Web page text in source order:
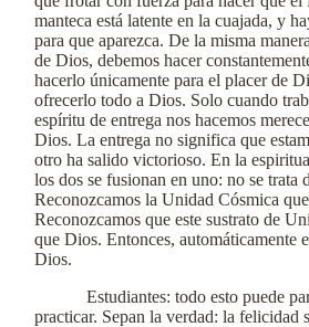
manteca está latente en la cuajada, y
para que aparezca. De la misma
de Dios, debemos hacer
hacerlo únicamente para el placer de
ofrecerlo todo a Dios. Solo cuando
espíritu de entrega nos hacemos
Dios. La entrega no significa que
otro ha salido victorioso. En la
los dos se fusionan en uno: no se trata
Reconozcamos la Unidad Cósmica
Reconozcamos que este sustrato de
que Dios. Entonces, automáticamente
Dios.
Estudiantes: todo esto puede
practicar. Sepan la verdad: la felicidad